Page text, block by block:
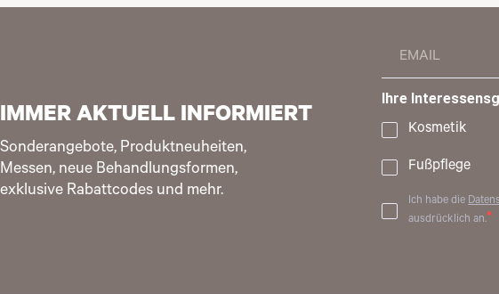
IMMER AKTUELL INFORMIERT
Sonderangebote, Produktneuheiten,
Messen, neue Behandlungsformen,
exklusive Rabattcodes und mehr.
Ihre
Kosmetik
Fußpflege
Ich habe die
ausdrücklich an.